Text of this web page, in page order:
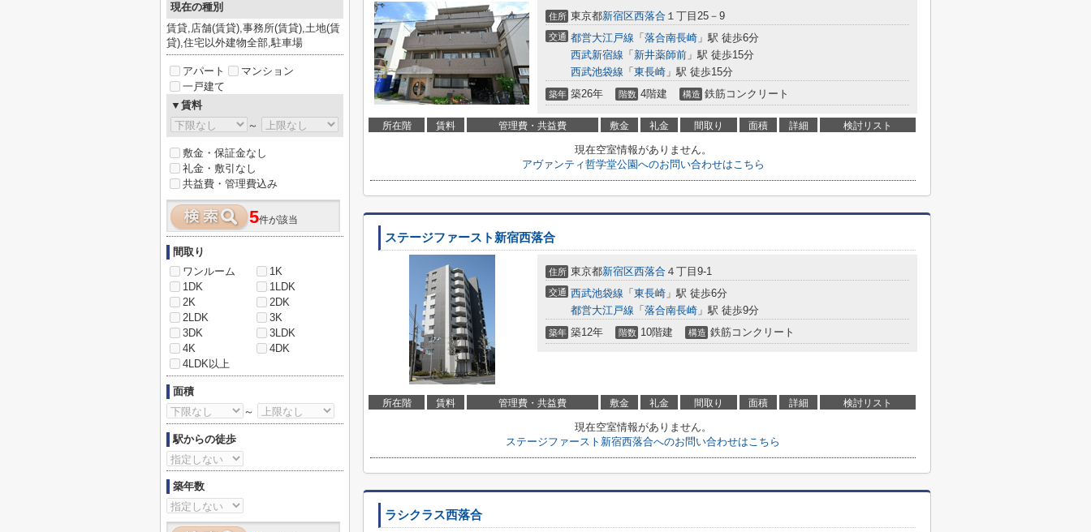
住所 東京都新宿区西落合 １丁目25－9
交通 都営大江戸線 「 落合南長崎 」駅 徒歩6分
西武新宿線 「 新井薬師前 」駅 徒歩15分
西武池袋線 「 東長崎 」駅 徒歩15分
築年 築26年 階数 4階建 構造 鉄筋コンクリート
所在階 賃料 管理費・共益費 敷金 礼金 間取り 面積 詳細 検討リスト
現在空室情報がありません。
アヴァンティ哲学堂公園へのお問い合わせはこちら
ステージファースト新宿西落合
住所 東京都新宿区西落合 ４丁目9-1
交通 西武池袋線 「 東長崎 」駅 徒歩6分
都営大江戸線 「 落合南長崎 」駅 徒歩9分
築年 築12年 階数 10階建 構造 鉄筋コンクリート
所在階 賃料 管理費・共益費 敷金 礼金 間取り 面積 詳細 検討リスト
現在空室情報がありません。
ステージファースト新宿西落合へのお問い合わせはこちら
ラシクラス西落合
現在の種別
賃貸,店舗(賃貸),事務所(賃貸),土地(賃
貸),住宅以外建物全部,駐車場
アパート
マンション
一戸建て
▼賃料
～
敷金・保証金なし
礼金・敷引なし
共益費・管理費込み
5件が該当
間取り
ワンルーム
1K
1DK
1LDK
2K
2DK
2LDK
3K
3DK
3LDK
4K
4DK
4LDK以上
面積
～
駅からの徒歩
築年数